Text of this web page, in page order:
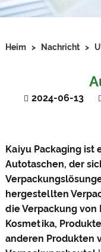
Heim > Nachricht >
2024-06-13
Kaiyu Packaging ist
Autotaschen, der
hergestellten
die Verpackung
Kosmetika,
anderen Produkten